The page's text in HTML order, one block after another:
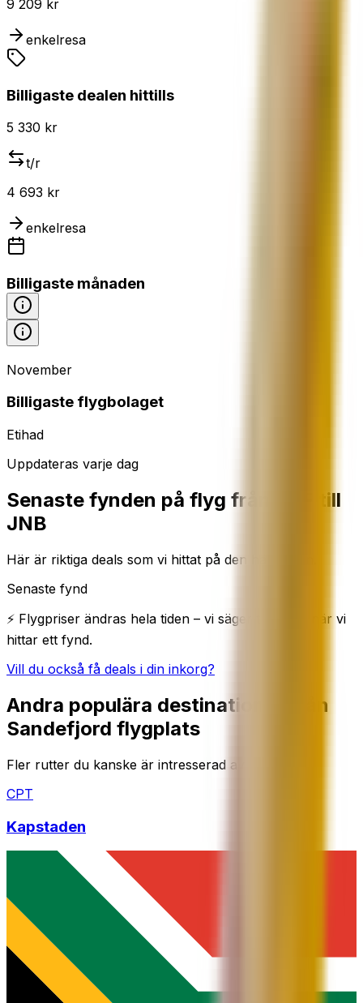
9 209 kr
enkelresa
Billigaste dealen hittills
5 330 kr
t/r
4 693 kr
enkelresa
Billigaste månaden
November
Billigaste flygbolaget
Etihad
Uppdateras varje dag
Senaste fynden på flyg från TRF till
JNB
Här är riktiga deals som vi hittat på den här rutten.
Senaste fynd
⚡ Flygpriser ändras hela tiden – vi säger till direkt när vi
hittar ett fynd.
Vill du också få deals i din inkorg?
Andra populära destinationer från
Sandefjord flygplats
Fler rutter du kanske är intresserad av
CPT
Kapstaden